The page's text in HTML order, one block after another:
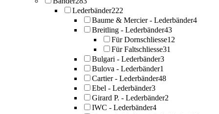
Lederbänder222
Baume & Mercier - Lederbänder4
Breitling - Lederbänder43
Für Dornschliesse12
Für Faltschliesse31
Bulgari - Lederbänder3
Bulova - Lederbänder1
Cartier - Lederbänder48
Ebel - Lederbänder3
Girard P. - Lederbänder2
IWC - Lederbänder4